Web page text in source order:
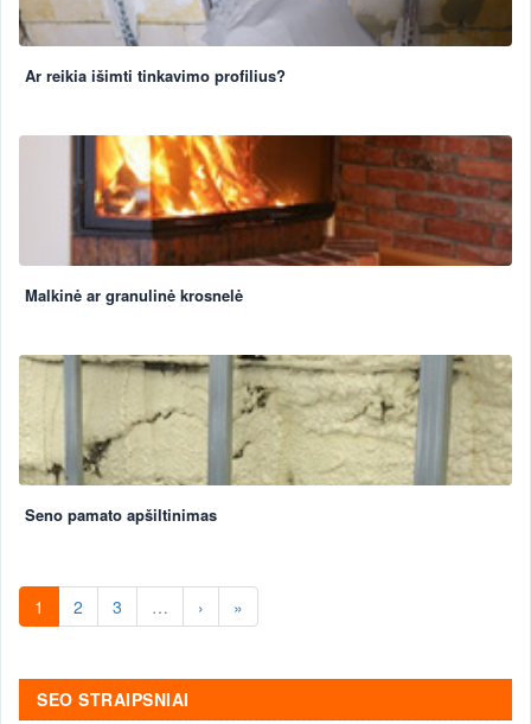
Ar reikia išimti tinkavimo profilius?
Malkinė ar granulinė krosnelė
Seno pamato apšiltinimas
1 2 3 … › »
SEO STRAIPSNIAI